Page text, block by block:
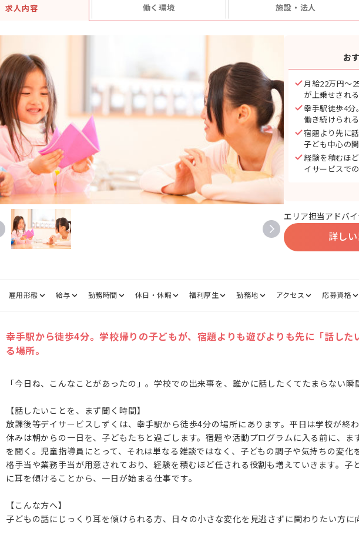
求人内容 働く環境 施設・法人
お
月給22万円〜
が上乗せされ
幸手駅徒歩4分
働き続けられ
宿題より先に
子ども中心の
経験を積むほ
イサービスで
エリア担当アドバ
詳し
雇用形態 給与 勤務時間 休日・休暇 福利厚生 勤務地 アクセス 応募資格
幸手駅から徒歩4分。学校帰りの子どもが、宿題よりも遊びよりも先に「話した
る場所。
「今日ね、こんなことがあったの」。学校での出来事を、誰かに話したくてたまらない瞬
【話したいことを、まず聞く時間】
放課後等デイサービスしずくは、幸手駅から徒歩4分の場所にあります。平日は学校が終
休みは朝からの一日を、子どもたちと過ごします。宿題や活動プログラムに入る前に、ま
を聞く。児童指導員にとって、それは単なる雑談ではなく、子どもの調子や気持ちの変化
格手当や業務手当が用意されており、経験を積むほど任される役割も増えていきます。子
に耳を傾けることから、一日が始まる仕事です。
【こんな方へ】
子どもの話にじっくり耳を傾けられる方、日々の小さな変化を見逃さずに関わりたい方に